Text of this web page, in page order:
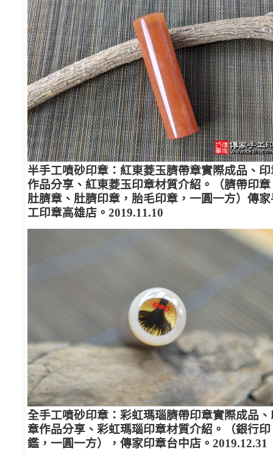
半手工噴砂印章：紅東菱玉臍帶章實際成品、印
作品分享、紅東菱玉印章材質介紹。（臍帶印章
肚臍章、肚臍印章，胎毛印章，一圓一方）傳家
工印章高雄店。2019.11.10
全手工噴砂印章：彩虹瑪瑙臍帶印章實際成品、
章作品分享、彩虹瑪瑙印章材質介紹。（銀行印
鑑，一圓一方），傳家印章台中店。2019.12.31